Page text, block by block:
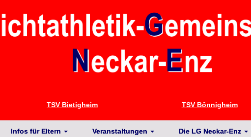
TSV Bietigheim TSV Bönnigheim
Infos für Eltern Veranstaltungen Die LG Neckar-Enz